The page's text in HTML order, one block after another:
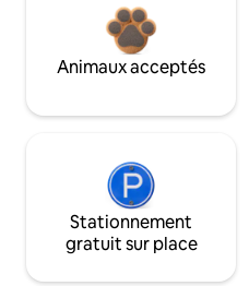
Animaux acceptés
Stationnement
gratuit sur place